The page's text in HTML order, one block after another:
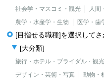
社会学・マスコミ・観光 人間
農学・水産学・生物
医学・歯
[目指せる職種]を選択してさ
[大分類]
旅行・ホテル・ブライダル・観光
デザイン・芸術・写真
動物・